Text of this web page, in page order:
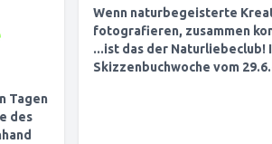
Tagen
des
Wenn naturbegeisterte
fotografieren, zusammen
...ist das der Naturliebeclub!
Skizzenbuchwoche vom